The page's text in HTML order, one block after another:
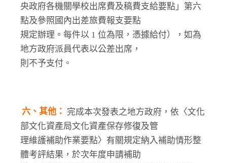
央政府各機關學校出席費及稿費支給要點」第六
點及參照國內出差旅費報支要點
規定辦理。每件以 1 位為限，憑據給付），如為
地方政府派員代表以公差出席，
則不予支付。
六、其他： 完成本次發表之地方政府，依〈文化
部文化資產局文化資產保存修復及管
理維護補助作業要點〉有關規定納入補助情形整
體考評結果，於次年度申請補助